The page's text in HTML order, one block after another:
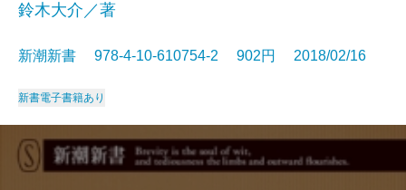
鈴木大介／著
新潮新書 978-4-10-610754-2 902円 2018/02/16
新書電子書籍あり